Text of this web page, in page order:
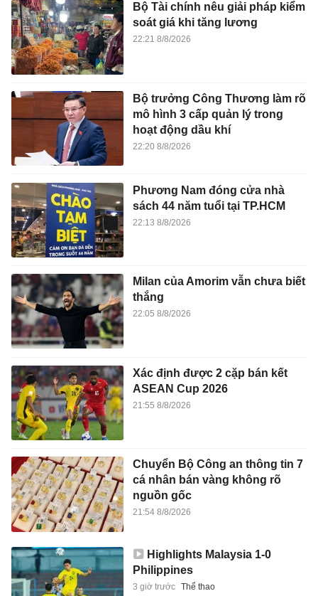
Bộ Tài chính nêu giải pháp kiểm
soát giá khi tăng lương
22:21 8/8/2026
Bộ trưởng Công Thương làm rõ
mô hình 3 cấp quản lý trong
hoạt động dầu khí
22:20 8/8/2026
Phương Nam đóng cửa nhà
sách 44 năm tuổi tại TP.HCM
22:13 8/8/2026
Milan của Amorim vẫn chưa biết
thắng
22:05 8/8/2026
Xác định được 2 cặp bán kết
ASEAN Cup 2026
21:55 8/8/2026
Chuyển Bộ Công an thông tin 7
cá nhân bán vàng không rõ
nguồn gốc
21:54 8/8/2026
Highlights Malaysia 1-0
Philippines
3 giờ trước Thể thao